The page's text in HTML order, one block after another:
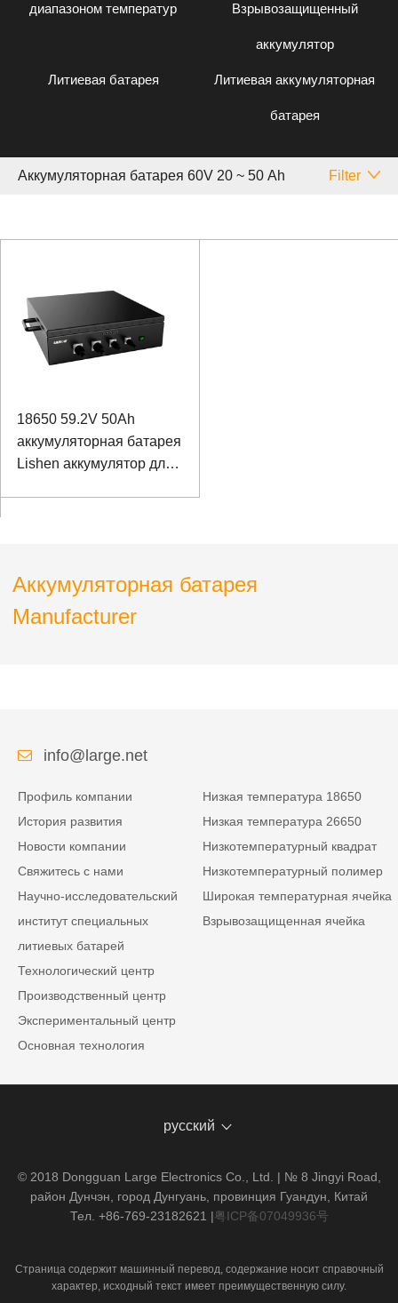
диапазоном температур Взрывозащищенный
аккумулятор
Литиевая батарея Литиевая аккумуляторная
батарея
Аккумуляторная батарея 60V 20 ~ 50 Аh Filter
18650 59.2V 50Ah
аккумуляторная батарея
Lishen аккумулятор для
Аккумуляторная батарея
Manufacturer
info@large.net
Профиль компании
История развития
Новости компании
Свяжитесь с нами
Научно-исследовательский
институт специальных
литиевых батарей
Технологический центр
Производственный центр
Экспериментальный центр
Основная технология
Низкая температура 18650
Низкая температура 26650
Низкотемпературный квадрат
Низкотемпературный полимер
Широкая температурная ячейка
Взрывозащищенная ячейка
русский
© 2018 Dongguan Large Electronics Co., Ltd. | № 8 Jingyi Road,
район Дунчэн, город Дунгуань, провинция Гуандун, Китай
Тел. +86-769-23182621 |粤ICP备07049936号
Страница содержит машинный перевод, содержание носит справочный
характер, исходный текст имеет преимущественную силу.